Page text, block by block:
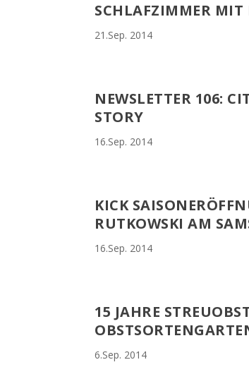
SCHLAFZIMMER MIT
21.Sep. 2014
NEWSLETTER 106:
STORY
16.Sep. 2014
KICK
RUTKOWSKI AM
16.Sep. 2014
15 JAHRE
6.Sep. 2014